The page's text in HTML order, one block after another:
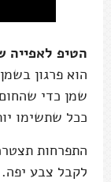
הטיפ לאפייה
הוא פרגון
שמן כדי
ככל שתשימו
לקבל צבע יפה.